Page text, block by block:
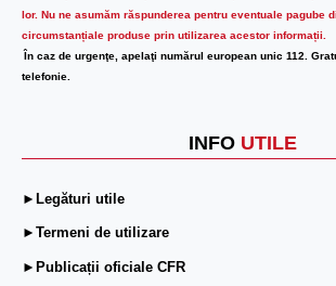
lor. Nu ne asumăm răspunderea pentru eventuale pagube
circumstanțiale produse prin utilizarea acestor informații.
În caz de urgenţe, apelaţi numărul european unic 112.
telefonie.
INFO UTILE
►Legături utile
►Termeni de utilizare
►Publicații oficiale CFR